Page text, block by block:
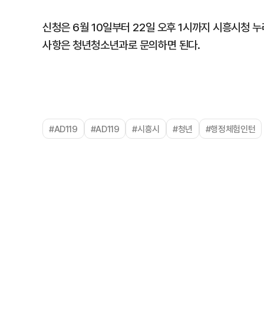
신청은 6월 10일부터 22일 오후 1시까지 시흥시청 누
사항은 청년청소년과로 문의하면 된다.
#AD119 #AD119 #시흥시 #청년 #행정체험인턴